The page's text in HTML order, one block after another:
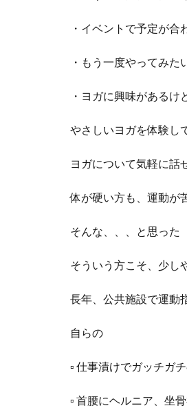
・イベントで予定が合
・もう一度やってみた
・ヨガに興味があるけ
やさしいヨガを体験し
ヨガについて気軽に話
体が硬い方も、運動が
そんな、、、と思った
そういう方こそ、少し
長年、公共施設で運動
自らの
▫︎ 仕事漬けでガッチガ
▫︎ 首腰にヘルニア、坐